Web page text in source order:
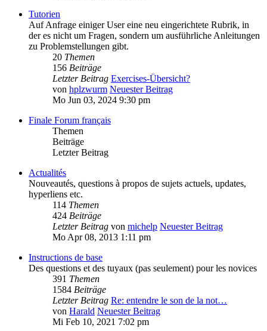
Tutorien
Auf Anfrage einiger User eine neu eingerichtete Rubrik, in
der es nicht um Fragen, sondern um ausführliche Anleitungen
zu Problemstellungen gibt.
20 Themen
156 Beiträge
Letzter Beitrag Exercises-Übersicht?
von hplzwurm Neuester Beitrag
Mo Jun 03, 2024 9:30 pm
Finale Forum français
Themen
Beiträge
Letzter Beitrag
Actualités
Nouveautés, questions à propos de sujets actuels, updates,
hyperliens etc.
114 Themen
424 Beiträge
Letzter Beitrag von michelp Neuester Beitrag
Mo Apr 08, 2013 1:11 pm
Instructions de base
Des questions et des tuyaux (pas seulement) pour les novices
391 Themen
1584 Beiträge
Letzter Beitrag Re: entendre le son de la not…
von Harald Neuester Beitrag
Mi Feb 10, 2021 7:02 pm